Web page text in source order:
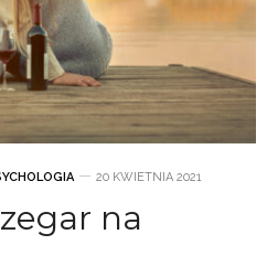
20 KWIETNIA 2021
na